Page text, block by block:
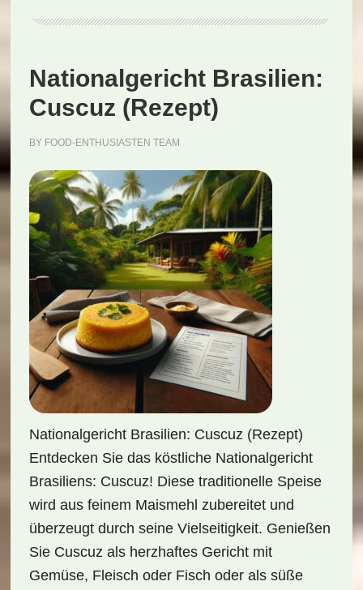
Nationalgericht Brasilien:
Cuscuz (Rezept)
BY FOOD-ENTHUSIASTEN TEAM
Nationalgericht Brasilien: Cuscuz (Rezept)
Entdecken Sie das köstliche Nationalgericht
Brasiliens: Cuscuz! Diese traditionelle Speise
wird aus feinem Maismehl zubereitet und
überzeugt durch seine Vielseitigkeit. Genießen
Sie Cuscuz als herzhaftes Gericht mit
Gemüse, Fleisch oder Fisch oder als süße